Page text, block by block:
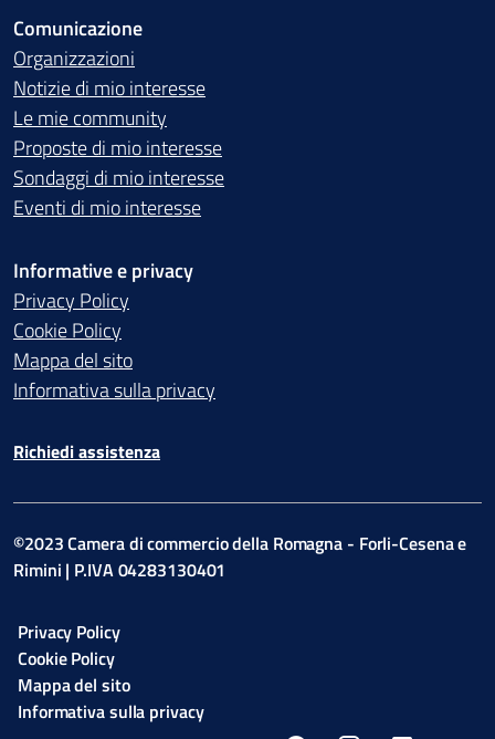
Comunicazione
Organizzazioni
Notizie di mio interesse
Le mie community
Proposte di mio interesse
Sondaggi di mio interesse
Eventi di mio interesse
Informative e privacy
Privacy Policy
Cookie Policy
Mappa del sito
Informativa sulla privacy
Richiedi assistenza
©2023 Camera di commercio della Romagna - Forli-Cesena e
Rimini | P.IVA 04283130401
Privacy Policy
Cookie Policy
Mappa del sito
Informativa sulla privacy